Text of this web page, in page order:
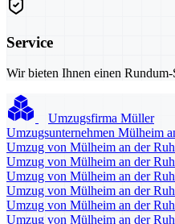
Service
Wir bieten Ihnen einen
Umzugsfirma Müller
Umzugsunternehmen Mülheim
Umzug von Mülheim an der
Umzug von Mülheim an der
Umzug von Mülheim an der
Umzug von Mülheim an der
Umzug von Mülheim an der
Umzug von Mülheim an der